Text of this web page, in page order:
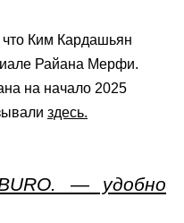
что Ким Кардашьян
Райана Мерфи.
на начало 2025
здесь.
— удобно